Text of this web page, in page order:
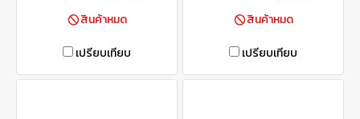
สินค้าหมด
เปรียบเทียบ
สินค้าหมด
เปรียบเทียบ